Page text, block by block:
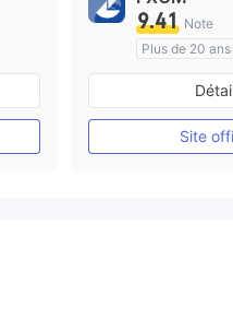
9.41 Note
Plus de 20 ans
Market Making
Etiquette
Site